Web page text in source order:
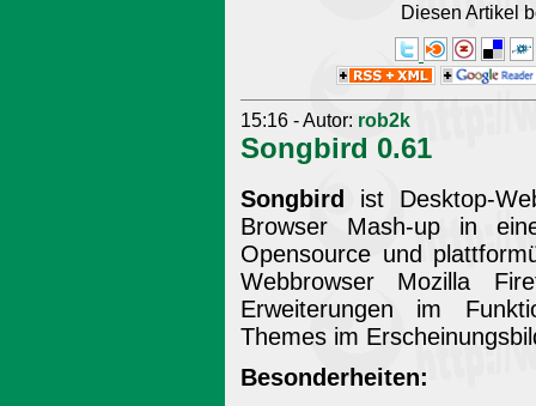
Diesen Artikel
15:16 - Autor: rob2k
Songbird 0.61
Songbird
ist Desktop-
Browser Mash-up in
Opensource und
Webbrowser Mozilla
Erweiterungen im
Themes im
Besonderheiten: